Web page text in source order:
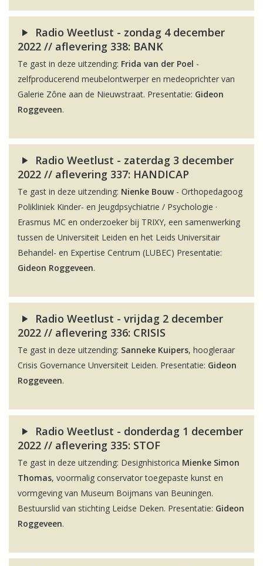
Radio Weetlust - zondag 4 december
2022 // aflevering 338: BANK
Te gast in deze uitzending: Frida van der Poel -
zelfproducerend meubelontwerper en medeoprichter van
Galerie Zône aan de Nieuwstraat. Presentatie: Gideon
Roggeveen.
Radio Weetlust - zaterdag 3 december
2022 // aflevering 337: HANDICAP
Te gast in deze uitzending: Nienke Bouw- Orthopedagoog
Polikliniek Kinder- en Jeugdpsychiatrie / Psychologie ·
Erasmus MC en onderzoeker bij TRIXY, een samenwerking
tussen de Universiteit Leiden en het Leids Universitair
Behandel- en Expertise Centrum (LUBEC) Presentatie:
Gideon Roggeveen.
Radio Weetlust - vrijdag 2 december
2022 // aflevering 336: CRISIS
Te gast in deze uitzending: Sanneke Kuipers, hoogleraar
Crisis Governance Unversiteit Leiden. Presentatie: Gideon
Roggeveen.
Radio Weetlust - donderdag 1 december
2022 // aflevering 335: STOF
Te gast in deze uitzending: Designhistorica Mienke Simon
Thomas, voormalig conservator toegepaste kunst en
vormgeving van Museum Boijmans van Beuningen.
Bestuurslid van stichting Leidse Deken. Presentatie: Gideon
Roggeveen.